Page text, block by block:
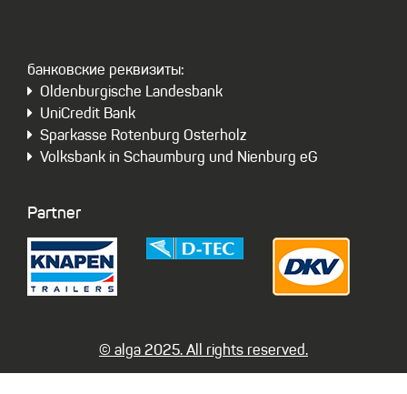
бaнковские реквизиты:
Oldenburgische Landesbank
UniCredit Bank
Sparkasse Rotenburg Osterholz
Volksbank in Schaumburg und Nienburg eG
Partner
© alga 2025. All rights reserved.